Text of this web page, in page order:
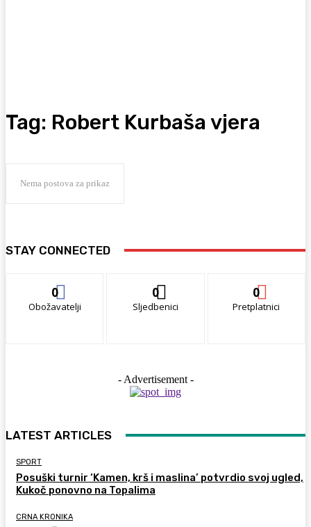
Tag: Robert Kurbaša vjera
Nema postova za prikaz
STAY CONNECTED
0
Obožavatelji
0
Sljedbenici
0
Pretplatnici
- Advertisement -
LATEST ARTICLES
SPORT
Posuški turnir ‘Kamen, krš i maslina’ potvrdio svoj ugled,
Kukoč ponovno na Topalima
CRNA KRONIKA